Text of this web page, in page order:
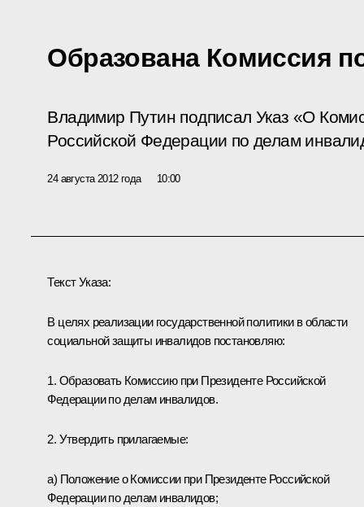
Образована Комиссия
Владимир Путин подписал Указ «О
Российской Федерации по делам
24 августа 2012 года 10:00
Текст Указа:
В целях реализации государственной политики в области
социальной защиты инвалидов постановляю:
1. Образовать Комиссию при Президенте Российской
Федерации по делам инвалидов.
2. Утвердить прилагаемые:
а) Положение о Комиссии при Президенте Российской
Федерации по делам инвалидов;